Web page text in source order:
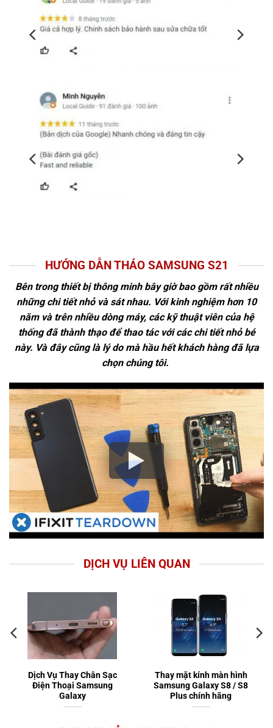
HƯỚNG DẪN THÁO SAMSUNG S21
Bên trong thiết bị thông minh bây giờ bao gồm rất nhiều
những chi tiết nhỏ và sát nhau. Với kinh nghiệm hơn 10
năm và trên nhiều dòng máy, các kỹ thuật viên của hệ
thống đã thành thạo để thao tác với các chi tiết nhỏ bé
này. Và đây cũng là lý do mà hầu hết khách hàng đã lựa
chọn chúng tôi.
DỊCH VỤ LIÊN QUAN
Dịch Vụ Thay Chân Sạc
Điện Thoại Samsung
Galaxy
Thay mặt kính màn hình
Samsung Galaxy S8 / S8
Plus chính hãng